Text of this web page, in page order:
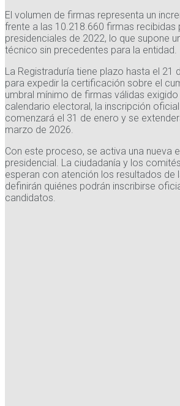
El volumen de firmas representa un
frente a las 10.218.660 firmas recibidas
presidenciales de 2022, lo que supone
técnico sin precedentes para la entidad.
La Registraduría tiene plazo hasta el 21
para expedir la certificación sobre el
umbral mínimo de firmas válidas exigido
calendario electoral, la inscripción
comenzará el 31 de enero y se
marzo de 2026.
Con este proceso, se activa una nueva
presidencial. La ciudadanía y los
esperan con atención los resultados de
definirán quiénes podrán inscribirse
candidatos.